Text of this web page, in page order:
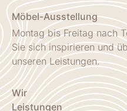
Möbel-Ausstellung
Montag bis Freitag nach
Sie sich inspirieren und
unseren Leistungen.
Wir
Leistungen